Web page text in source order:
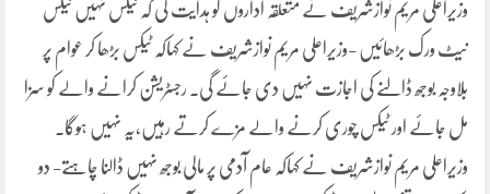
وزیراعلیٰ مریم نوازشریف نے متعلقہ اداروں کو ہدایت کی کہ ٹیکس نہیں ٹیکس
نیٹ ورک بڑھائیں -وزیراعلی مریم نوازشریف نے کہاکہ ٹیکس بڑھا کر عوام پر
بلاوجہ بوجھ ڈالنے کی اجازت نہیں دی جائے گی۔ رجسٹریشن کرانے والے کو سزا
مل جائے اور ٹیکس چوری کرنے والے مزے کرتے رہیں،یہ نہیں ہوگا۔
وزیراعلی مریم نوازشریف نے کہاکہ عام آدمی پر مالی بوجھ نہیں ڈالنا چاہتے- دو